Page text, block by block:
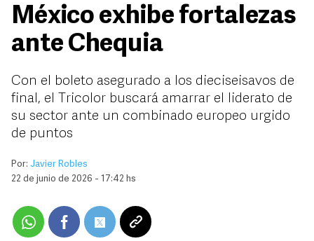
México exhibe fortalezas
ante Chequia
Con el boleto asegurado a los dieciseisavos de
final, el Tricolor buscará amarrar el liderato de
su sector ante un combinado europeo urgido
de puntos
Por: Javier Robles
22 de junio de 2026 - 17:42 hs